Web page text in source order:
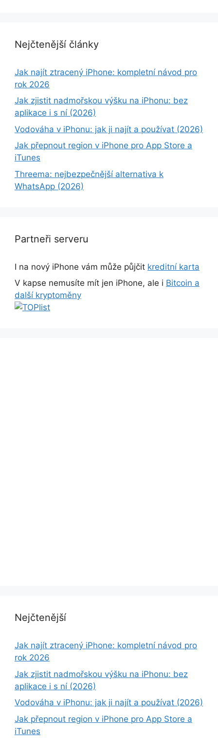
Nejčtenější články
Jak najít ztracený iPhone: kompletní návod pro
rok 2026
Jak zjistit nadmořskou výšku na iPhonu: bez
aplikace i s ní (2026)
Vodováha v iPhonu: jak ji najít a používat (2026)
Jak přepnout region v iPhone pro App Store a
iTunes
Threema: nejbezpečnější alternativa k
WhatsApp (2026)
Partneři serveru
I na nový iPhone vám může půjčit kreditní karta
V kapse nemusíte mít jen iPhone, ale i Bitcoin a
další kryptoměny
Nejčtenější
Jak najít ztracený iPhone: kompletní návod pro
rok 2026
Jak zjistit nadmořskou výšku na iPhonu: bez
aplikace i s ní (2026)
Vodováha v iPhonu: jak ji najít a používat (2026)
Jak přepnout region v iPhone pro App Store a
iTunes